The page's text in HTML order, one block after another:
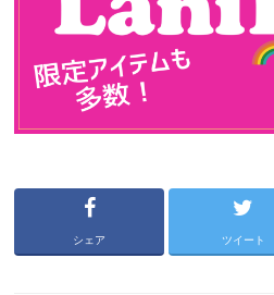
シェア ツイート